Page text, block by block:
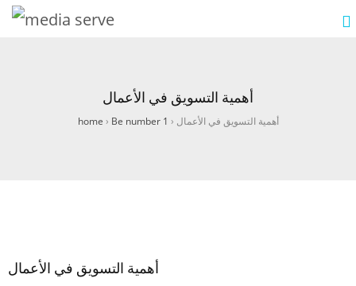
أهمية التسويق في الأعمال
home › Be number 1 › أهمية التسويق في الأعمال
أهمية التسويق في الأعمال